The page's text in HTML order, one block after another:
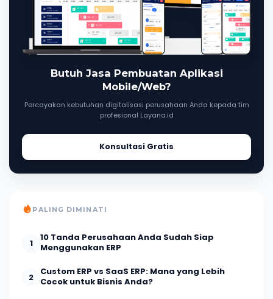
Butuh Jasa Pembuatan Aplikasi
Mobile/Web?
Percayakan kebutuhan digitalisasi perusahaan Anda kepada tim
profesional Layana.id
Konsultasi Gratis
PALING DIMINATI
1
10 Tanda Perusahaan Anda Sudah Siap
Menggunakan ERP
2
Custom ERP vs SaaS ERP: Mana yang Lebih
Cocok untuk Bisnis Anda?